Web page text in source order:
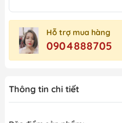
Hỗ trợ mua hàng
0904888705
Thông tin chi tiết